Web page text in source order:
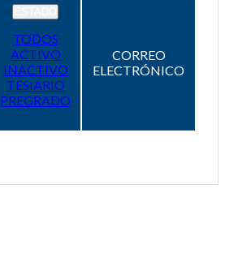
TODOS
ACTIVO
INACTIVO
TESIARIO
PREGRADO
CORREO
ELECTRÓNICO